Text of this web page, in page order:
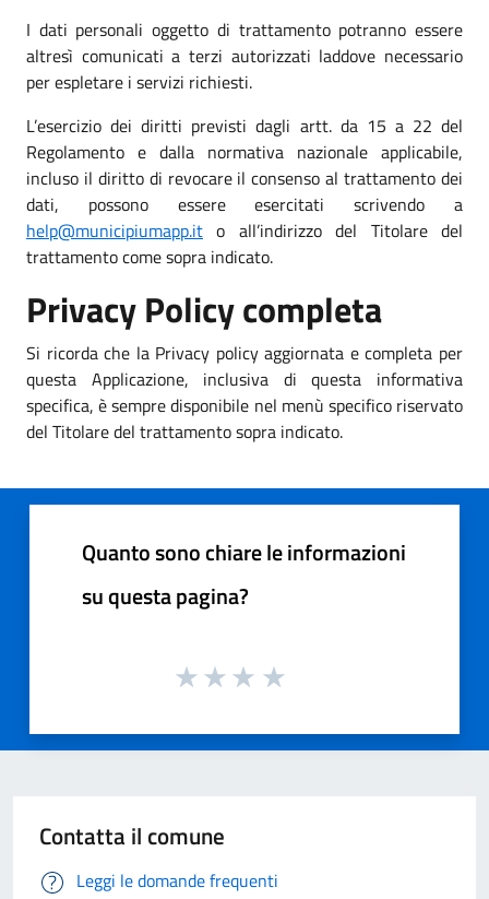
I dati personali oggetto di trattamento potranno essere
altresì comunicati a terzi autorizzati laddove necessario
per espletare i servizi richiesti.
L’esercizio dei diritti previsti dagli artt. da 15 a 22 del
Regolamento e dalla normativa nazionale applicabile,
incluso il diritto di revocare il consenso al trattamento dei
dati, possono essere esercitati scrivendo a
help@municipiumapp.it o all’indirizzo del Titolare del
trattamento come sopra indicato.
Privacy Policy completa
Si ricorda che la Privacy policy aggiornata e completa per
questa Applicazione, inclusiva di questa informativa
specifica, è sempre disponibile nel menù specifico riservato
del Titolare del trattamento sopra indicato.
Quanto sono chiare le informazioni
su questa pagina?
Contatta il comune
Leggi le domande frequenti